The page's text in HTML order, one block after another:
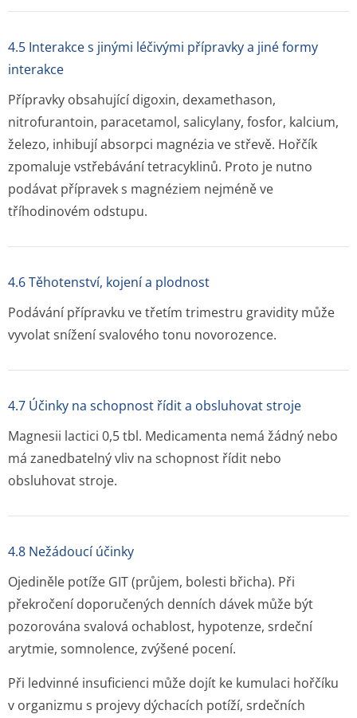
4.5 Interakce s jinými léčivými přípravky a jiné formy
interakce
Přípravky obsahující digoxin, dexamethason,
nitrofurantoin, paracetamol, salicylany, fosfor, kalcium,
železo, inhibují absorpci magnézia ve střevě. Hořčík
zpomaluje vstřebávání tetracyklinů. Proto je nutno
podávat přípravek s magnéziem nejméně ve
tříhodinovém odstupu.
4.6 Těhotenství, kojení a plodnost
Podávání přípravku ve třetím trimestru gravidity může
vyvolat snížení svalového tonu novorozence.
4.7 Účinky na schopnost řídit a obsluhovat stroje
Magnesii lactici 0,5 tbl. Medicamenta nemá žádný nebo
má zanedbatelný vliv na schopnost řídit nebo
obsluhovat stroje.
4.8 Nežádoucí účinky
Ojediněle potíže GIT (průjem, bolesti břicha). Při
překročení doporučených denních dávek může být
pozorována svalová ochablost, hypotenze, srdeční
arytmie, somnolence, zvýšené pocení.
Při ledvinné insuficienci může dojít ke kumulaci hořčíku
v organizmu s projevy dýchacích potíží, srdečních